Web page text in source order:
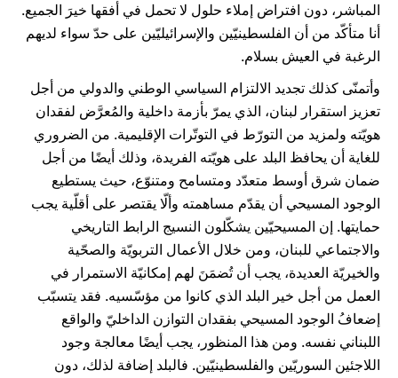
المباشر، دون افتراض إملاء حلول لا تحمل في أفقها خيرَ الجميع.
أنا متأكّد من أن الفلسطينيّين والإسرائيليّين على حدّ سواء لديهم
الرغبة في العيش بسلام.
وأتمنّى كذلك تجديد الالتزام السياسي الوطني والدولي من أجل
تعزيز استقرار لبنان، الذي يمرّ بأزمة داخلية والمُعرَّض لفقدان
هويّته ولمزيد من التورّط في التوتّرات الإقليمية. من الضروري
للغاية أن يحافظ البلد على هويّته الفريدة، وذلك أيضًا من أجل
ضمان شرق أوسط متعدّد ومتسامح ومتنوّع، حيث يستطيع
الوجود المسيحي أن يقدّم مساهمته وألّا يقتصر على أقلّية يجب
حمايتها. إن المسيحيّين يشكّلون النسيج الرابط التاريخي
والاجتماعي للبنان، ومن خلال الأعمال التربويّة والصحّية
والخيريّة العديدة، يجب أن تُضمَنَ لهم إمكانيّة الاستمرار في
العمل من أجل خير البلد الذي كانوا من مؤسّسيه. فقد يتسبّب
إضعافُ الوجود المسيحي بفقدان التوازن الداخليّ والواقع
اللبناني نفسه. ومن هذا المنظور، يجب أيضًا معالجة وجود
اللاجئين السوريّين والفلسطينيّين. فالبلد إضافة لذلك، دون